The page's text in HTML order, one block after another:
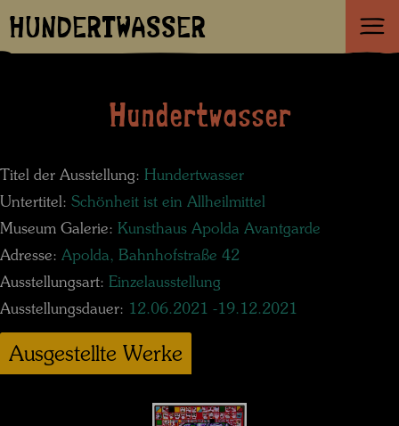
HUNDERTWASSER
Hundertwasser
Titel der Ausstellung: Hundertwasser
Untertitel: Schönheit ist ein Allheilmittel
Museum Galerie: Kunsthaus Apolda Avantgarde
Adresse: Apolda, Bahnhofstraße 42
Ausstellungsart: Einzelausstellung
Ausstellungsdauer: 12.06.2021 -19.12.2021
Ausgestellte Werke